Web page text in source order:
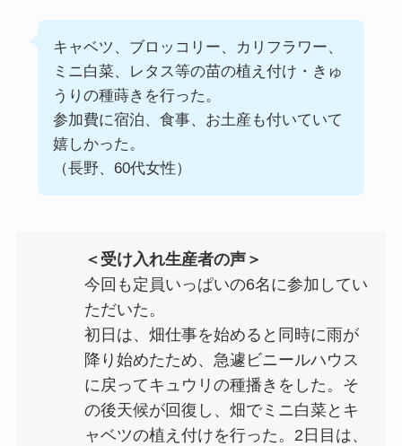
キャベツ、ブロッコリー、カリフラワー、
ミニ白菜、レタス等の苗の植え付け・きゅ
うりの種蒔きを行った。
参加費に宿泊、食事、お土産も付いていて
嬉しかった。
（長野、60代女性）
＜受け入れ生産者の声＞
今回も定員いっぱいの6名に参加してい
ただいた。
初日は、畑仕事を始めると同時に雨が
降り始めたため、急遽ビニールハウス
に戻ってキュウリの種播きをした。そ
の後天候が回復し、畑でミニ白菜とキ
ャベツの植え付けを行った。2日目は、